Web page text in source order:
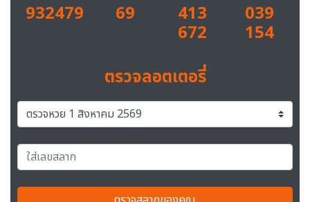
932479 69 413
672
039
154
ตรวจลอตเตอรี่